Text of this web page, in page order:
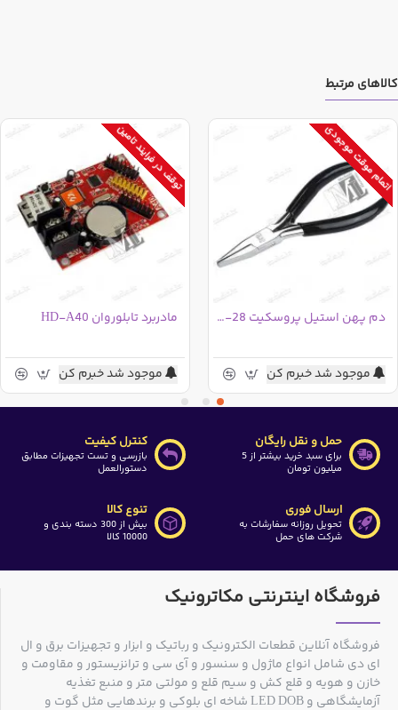
کالاهای مرتبط
اتمام موقت موجودی
دم پهن استیل پروسکیت 1PK-28 تایوانی
موجود شد خبرم کن
توقف در فرایند تامین
مادربرد تابلوروان HD-A40
موجود شد خبرم کن
حمل و نقل رایگان
برای سبد خرید بیشتر از 5
میلیون تومان
کنترل کیفیت
بازرسی و تست تجهیزات مطابق
دستورالعمل
ارسال فوری
تحویل روزانه سفارشات به
شرکت های حمل
تنوع کالا
بیش از 300 دسته بندی و
10000 کالا
فروشگاه اینترنتی مکاترونیک
فروشگاه آنلاین قطعات الکترونیک و رباتیک و ابزار و تجهیزات برق و ال
ای دی شامل انواع ماژول و سنسور و آی سی و ترانزیستور و مقاومت و
خازن و هویه و قلع کش و سیم قلع و مولتی متر و منبع تغذیه
آزمایشگاهی و LED DOB شاخه ای بلوکی و برندهایی مثل گوت و